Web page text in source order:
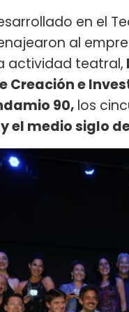
en el
al
actividad teatral,
Creación e
90, los
y el medio siglo